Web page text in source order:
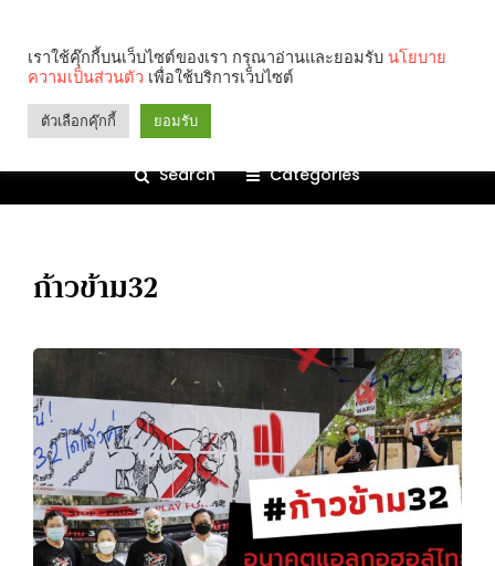
Search Categories
ก้าวข้าม32
เราใช้คุ๊กกี้บนเว็บไซต์ของเรา กรุณาอ่านและยอมรับ นโยบาย
ความเป็นส่วนตัว เพื่อใช้บริการเว็บไซต์
ตัวเลือกคุ๊กกี้ ยอมรับ